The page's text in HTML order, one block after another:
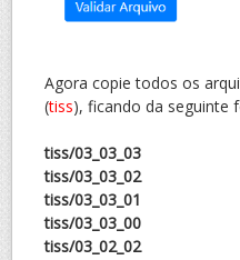
Agora copie todos os
(tiss), ficando da seguinte
tiss/03_03_03
tiss/03_03_02
tiss/03_03_01
tiss/03_03_00
tiss/03_02_02